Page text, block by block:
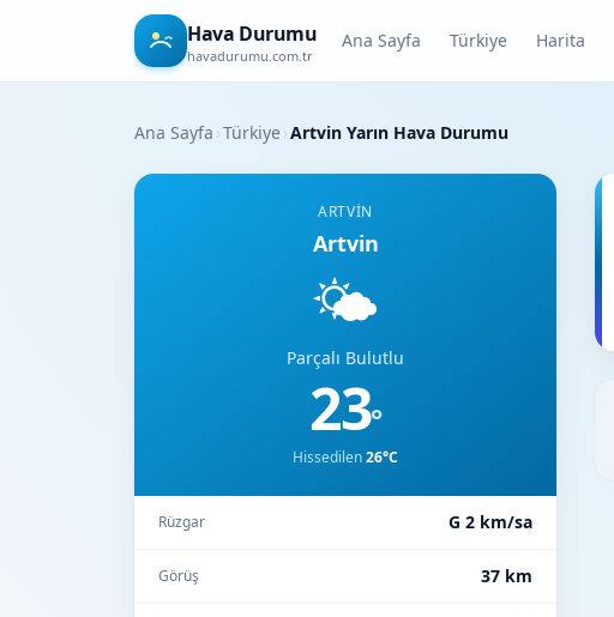
Hava Durumu
havadurumu.com.tr
Ana Sayfa Türkiye Harita
Ana Sayfa ›Türkiye›Artvin Yarın Hava Durumu
ARTVIN
Artvin
🌤️
Parçalı Bulutlu
23°
Hissedilen26°C
Rüzgar G 2 km/sa
Görüş 37 km